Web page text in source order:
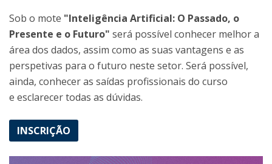
Sob o mote "Inteligência Artificial: O Passado, o
Presente e o Futuro" será possível conhecer melhor a
área dos dados, assim como as suas vantagens e as
perspetivas para o futuro neste setor. Será possível,
ainda, conhecer as saídas profissionais do curso
e esclarecer todas as dúvidas.
INSCRIÇÃO